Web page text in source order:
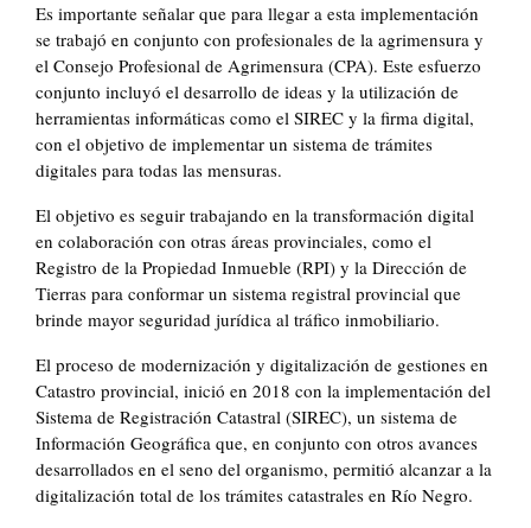
Es importante señalar que para llegar a esta implementación
se trabajó en conjunto con profesionales de la agrimensura y
el Consejo Profesional de Agrimensura (CPA). Este esfuerzo
conjunto incluyó el desarrollo de ideas y la utilización de
herramientas informáticas como el SIREC y la firma digital,
con el objetivo de implementar un sistema de trámites
digitales para todas las mensuras.
El objetivo es seguir trabajando en la transformación digital
en colaboración con otras áreas provinciales, como el
Registro de la Propiedad Inmueble (RPI) y la Dirección de
Tierras para conformar un sistema registral provincial que
brinde mayor seguridad jurídica al tráfico inmobiliario.
El proceso de modernización y digitalización de gestiones en
Catastro provincial, inició en 2018 con la implementación del
Sistema de Registración Catastral (SIREC), un sistema de
Información Geográfica que, en conjunto con otros avances
desarrollados en el seno del organismo, permitió alcanzar a la
digitalización total de los trámites catastrales en Río Negro.